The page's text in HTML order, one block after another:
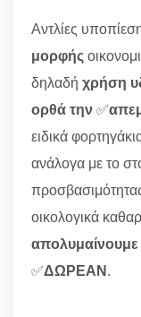
Αντλίες
μορφής
δηλαδή χρήση
ορθά την✅
ειδικά
ανάλογα με το
οικολογικά
✅ΔΩΡΕΑΝ.